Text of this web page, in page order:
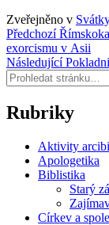
Zveřejněno v
Navigace
pro
příspěvek
Předchozí
exorcismu v Asii
Následující
Hledat:
Rubriky
Aktivity
Apologetika
Biblistika
Starý
Církev a